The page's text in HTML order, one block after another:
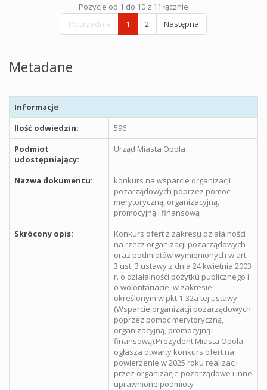
Pozycje od 1 do 10 z 11 łącznie
Poprzednia
1 2 Następna
Metadane
Informacje
Ilość odwiedzin:
596
Podmiot
udostępniający:
Urząd Miasta Opola
Nazwa dokumentu:
konkurs na wsparcie organizacji
pozarządowych poprzez pomoc
merytoryczną, organizacyjną,
promocyjną i finansową
Skrócony opis:
Konkurs ofert z zakresu działalności
na rzecz organizacji pozarządowych
oraz podmiotów wymienionych w art.
3 ust. 3 ustawy z dnia 24 kwietnia 2003
r. o działalności pożytku publicznego i
o wolontariacie, w zakresie
określonym w pkt 1-32a tej ustawy
(Wsparcie organizacji pozarządowych
poprzez pomoc merytoryczną,
organizacyjną, promocyjną i
finansową).Prezydent Miasta Opola
ogłasza otwarty konkurs ofert na
powierzenie w 2025 roku realizacji
przez organizacje pozarządowe i inne
uprawnione podmioty